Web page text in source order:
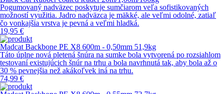
Pogumovaný nadväzec poskytuje sumčiarom veľa sofistikovaných
možností využitia. Jadro nadväzca je mäkké, ale veľmi odolné, zatiaľ
čo vonkajšia vrstva je pevná a veľmi hladká.
19,95 €
Madcat Backbone PE X8 600m - 0,50mm 51,9kg
Táto úplne nová pletená šnúra na sumke bola vytvorená po rozsiahlom
testovaní existujúcich šnúr na trhu a bola navrhnutá tak, aby bola až o
30 % pevnejšia než akákoľvek iná na trhu.
74,99 €